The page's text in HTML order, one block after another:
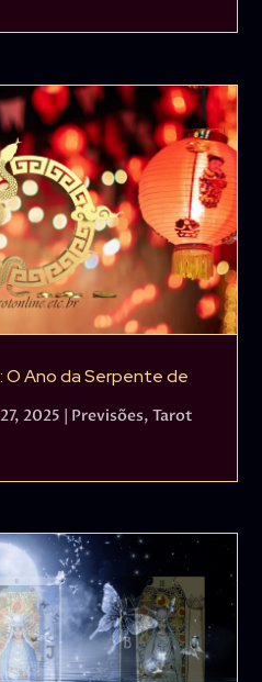
O Ano da Serpente de
2025 | Previsões,Tarot